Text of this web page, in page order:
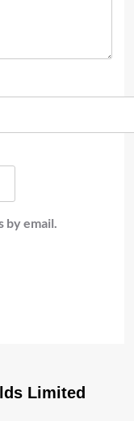
email.
Limited